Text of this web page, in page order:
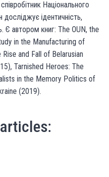
Національного
досліджує ідентичність,
Є автором книг: The OUN, the
in the Manufacturing of
and Fall of Belarusian
Tarnished Heroes: The
in the Memory Politics of
(2019).